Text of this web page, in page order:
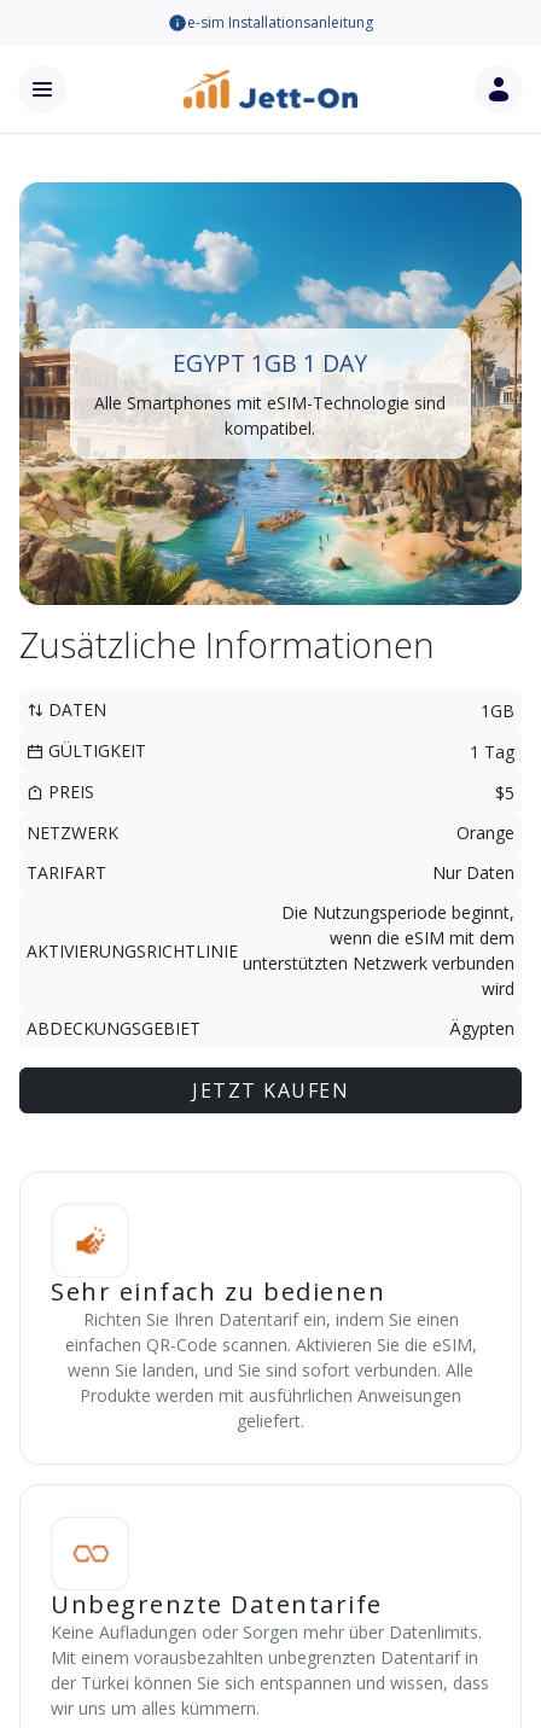
e-sim Installationsanleitung
EGYPT 1GB 1 DAY
Alle Smartphones mit eSIM-Technologie sind
kompatibel.
Zusätzliche Informationen
DATEN
1GB
GÜLTIGKEIT
1 Tag
PREIS
$5
NETZWERK
Orange
TARIFART
Nur Daten
AKTIVIERUNGSRICHTLINIE
Die Nutzungsperiode beginnt,
wenn die eSIM mit dem
unterstützten Netzwerk verbunden
wird
ABDECKUNGSGEBIET
Ägypten
JETZT KAUFEN
Sehr einfach zu bedienen
Richten Sie Ihren Datentarif ein, indem Sie einen
einfachen QR-Code scannen. Aktivieren Sie die eSIM,
wenn Sie landen, und Sie sind sofort verbunden. Alle
Produkte werden mit ausführlichen Anweisungen
geliefert.
Unbegrenzte Datentarife
Keine Aufladungen oder Sorgen mehr über Datenlimits.
Mit einem vorausbezahlten unbegrenzten Datentarif in
der Türkei können Sie sich entspannen und wissen, dass
wir uns um alles kümmern.